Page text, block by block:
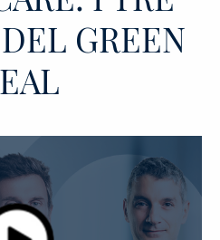
GREEN